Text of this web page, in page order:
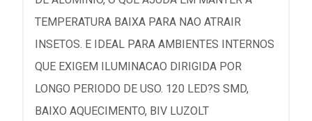
TEMPERATURA BAIXA PARA NAO ATRAIR
INSETOS. E IDEAL PARA AMBIENTES INTERNOS
QUE EXIGEM ILUMINACAO DIRIGIDA POR
LONGO PERIODO DE USO. 120 LED?S SMD,
BAIXO AQUECIMENTO, BIV LUZOLT